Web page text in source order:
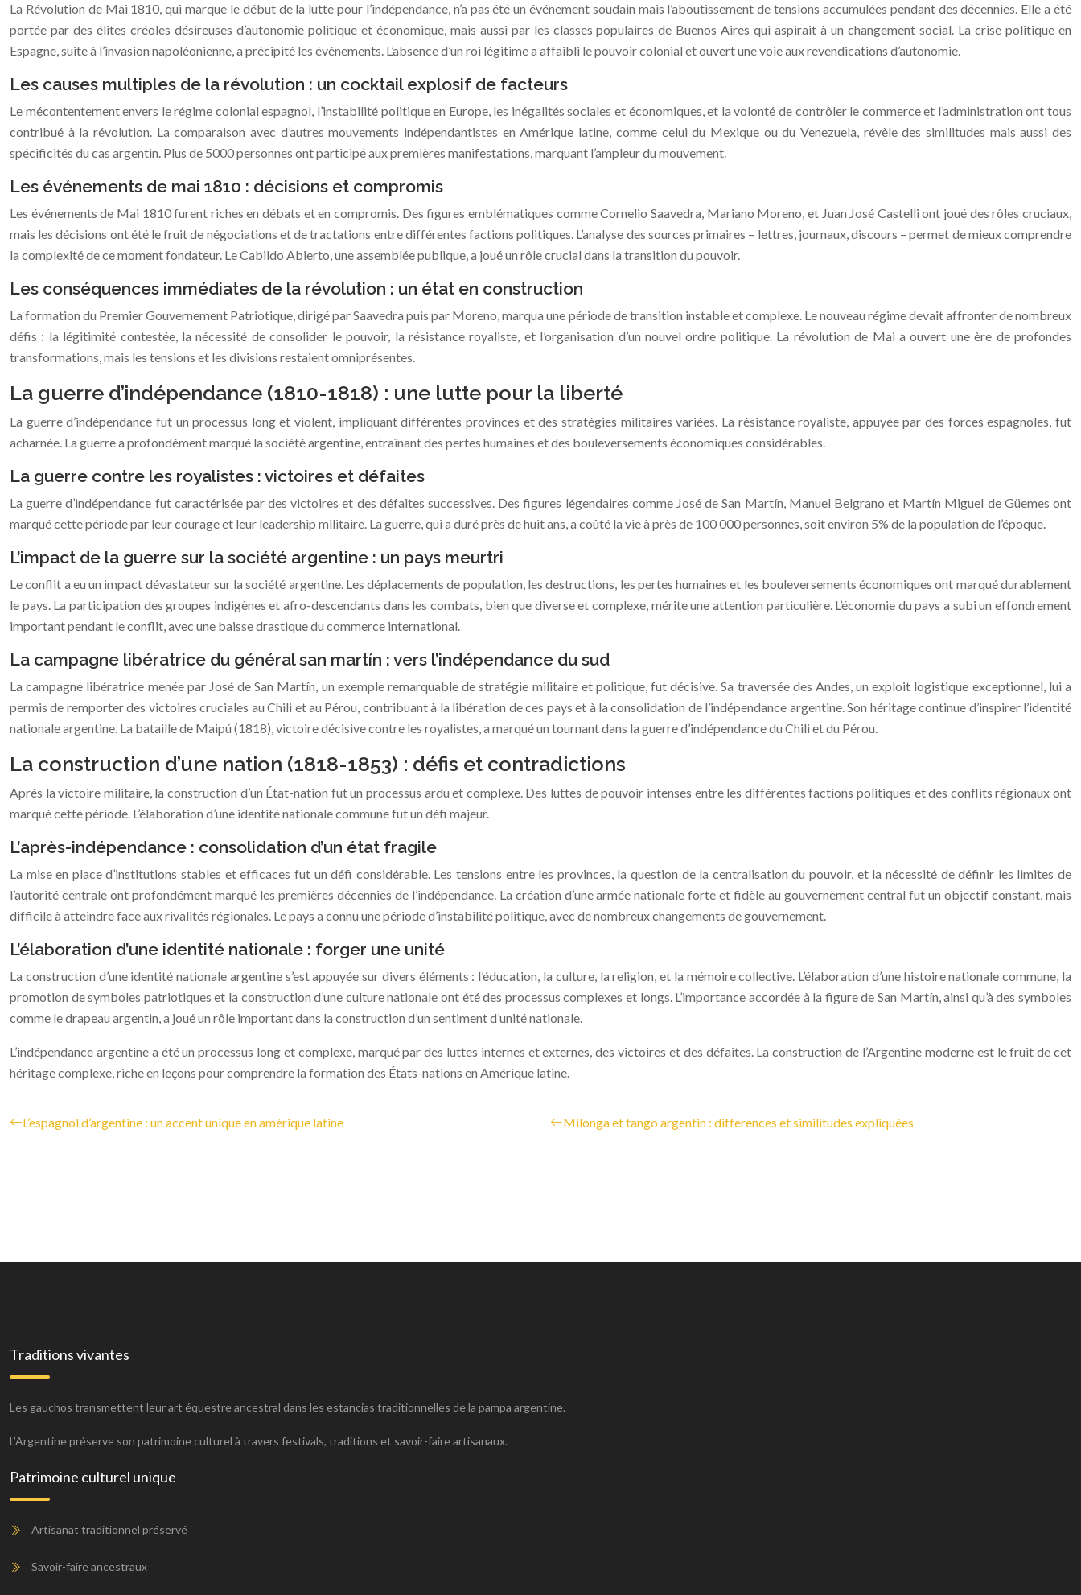
La Révolution de Mai 1810, qui marque le début de la lutte pour l’indépendance, n’a pas été un événement soudain mais l’aboutissement de tensions accumulées pendant des décennies. Elle a été
portée par des élites créoles désireuses d’autonomie politique et économique, mais aussi par les classes populaires de Buenos Aires qui aspirait à un changement social. La crise politique en
Espagne, suite à l’invasion napoléonienne, a précipité les événements. L’absence d’un roi légitime a affaibli le pouvoir colonial et ouvert une voie aux revendications d’autonomie.
Les causes multiples de la révolution : un cocktail explosif de facteurs
Le mécontentement envers le régime colonial espagnol, l’instabilité politique en Europe, les inégalités sociales et économiques, et la volonté de contrôler le commerce et l’administration ont tous
contribué à la révolution. La comparaison avec d’autres mouvements indépendantistes en Amérique latine, comme celui du Mexique ou du Venezuela, révèle des similitudes mais aussi des
spécificités du cas argentin. Plus de 5000 personnes ont participé aux premières manifestations, marquant l’ampleur du mouvement.
Les événements de mai 1810 : décisions et compromis
Les événements de Mai 1810 furent riches en débats et en compromis. Des figures emblématiques comme Cornelio Saavedra, Mariano Moreno, et Juan José Castelli ont joué des rôles cruciaux,
mais les décisions ont été le fruit de négociations et de tractations entre différentes factions politiques. L’analyse des sources primaires – lettres, journaux, discours – permet de mieux comprendre
la complexité de ce moment fondateur. Le Cabildo Abierto, une assemblée publique, a joué un rôle crucial dans la transition du pouvoir.
Les conséquences immédiates de la révolution : un état en construction
La formation du Premier Gouvernement Patriotique, dirigé par Saavedra puis par Moreno, marqua une période de transition instable et complexe. Le nouveau régime devait affronter de nombreux
défis : la légitimité contestée, la nécessité de consolider le pouvoir, la résistance royaliste, et l’organisation d’un nouvel ordre politique. La révolution de Mai a ouvert une ère de profondes
transformations, mais les tensions et les divisions restaient omniprésentes.
La guerre d’indépendance (1810-1818) : une lutte pour la liberté
La guerre d’indépendance fut un processus long et violent, impliquant différentes provinces et des stratégies militaires variées. La résistance royaliste, appuyée par des forces espagnoles, fut
acharnée. La guerre a profondément marqué la société argentine, entraînant des pertes humaines et des bouleversements économiques considérables.
La guerre contre les royalistes : victoires et défaites
La guerre d’indépendance fut caractérisée par des victoires et des défaites successives. Des figures légendaires comme José de San Martín, Manuel Belgrano et Martín Miguel de Güemes ont
marqué cette période par leur courage et leur leadership militaire. La guerre, qui a duré près de huit ans, a coûté la vie à près de 100 000 personnes, soit environ 5% de la population de l’époque.
L’impact de la guerre sur la société argentine : un pays meurtri
Le conflit a eu un impact dévastateur sur la société argentine. Les déplacements de population, les destructions, les pertes humaines et les bouleversements économiques ont marqué durablement
le pays. La participation des groupes indigènes et afro-descendants dans les combats, bien que diverse et complexe, mérite une attention particulière. L’économie du pays a subi un effondrement
important pendant le conflit, avec une baisse drastique du commerce international.
La campagne libératrice du général san martín : vers l’indépendance du sud
La campagne libératrice menée par José de San Martín, un exemple remarquable de stratégie militaire et politique, fut décisive. Sa traversée des Andes, un exploit logistique exceptionnel, lui a
permis de remporter des victoires cruciales au Chili et au Pérou, contribuant à la libération de ces pays et à la consolidation de l’indépendance argentine. Son héritage continue d’inspirer l’identité
nationale argentine. La bataille de Maipú (1818), victoire décisive contre les royalistes, a marqué un tournant dans la guerre d’indépendance du Chili et du Pérou.
La construction d’une nation (1818-1853) : défis et contradictions
Après la victoire militaire, la construction d’un État-nation fut un processus ardu et complexe. Des luttes de pouvoir intenses entre les différentes factions politiques et des conflits régionaux ont
marqué cette période. L’élaboration d’une identité nationale commune fut un défi majeur.
L’après-indépendance : consolidation d’un état fragile
La mise en place d’institutions stables et efficaces fut un défi considérable. Les tensions entre les provinces, la question de la centralisation du pouvoir, et la nécessité de définir les limites de
l’autorité centrale ont profondément marqué les premières décennies de l’indépendance. La création d’une armée nationale forte et fidèle au gouvernement central fut un objectif constant, mais
difficile à atteindre face aux rivalités régionales. Le pays a connu une période d’instabilité politique, avec de nombreux changements de gouvernement.
L’élaboration d’une identité nationale : forger une unité
La construction d’une identité nationale argentine s’est appuyée sur divers éléments : l’éducation, la culture, la religion, et la mémoire collective. L’élaboration d’une histoire nationale commune, la
promotion de symboles patriotiques et la construction d’une culture nationale ont été des processus complexes et longs. L’importance accordée à la figure de San Martín, ainsi qu’à des symboles
comme le drapeau argentin, a joué un rôle important dans la construction d’un sentiment d’unité nationale.
L’indépendance argentine a été un processus long et complexe, marqué par des luttes internes et externes, des victoires et des défaites. La construction de l’Argentine moderne est le fruit de cet
héritage complexe, riche en leçons pour comprendre la formation des États-nations en Amérique latine.
L’espagnol d’argentine : un accent unique en amérique latine Milonga et tango argentin : différences et similitudes expliquées
Traditions vivantes
Les gauchos transmettent leur art équestre ancestral dans les estancias traditionnelles de la pampa argentine.
L’Argentine préserve son patrimoine culturel à travers festivals, traditions et savoir-faire artisanaux.
Patrimoine culturel unique
Artisanat traditionnel préservé
Savoir-faire ancestraux